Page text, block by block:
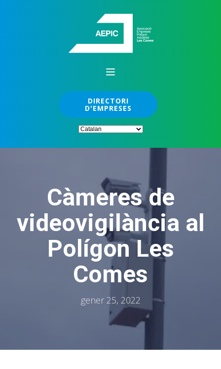
DIRECTORI
D'EMPRESES
Càmeres de
videovigilància al
Polígon Les
Comes
gener 25, 2022